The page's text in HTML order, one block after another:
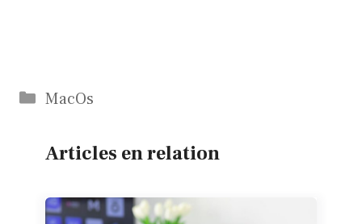
Catégories
MacOs
Articles en relation